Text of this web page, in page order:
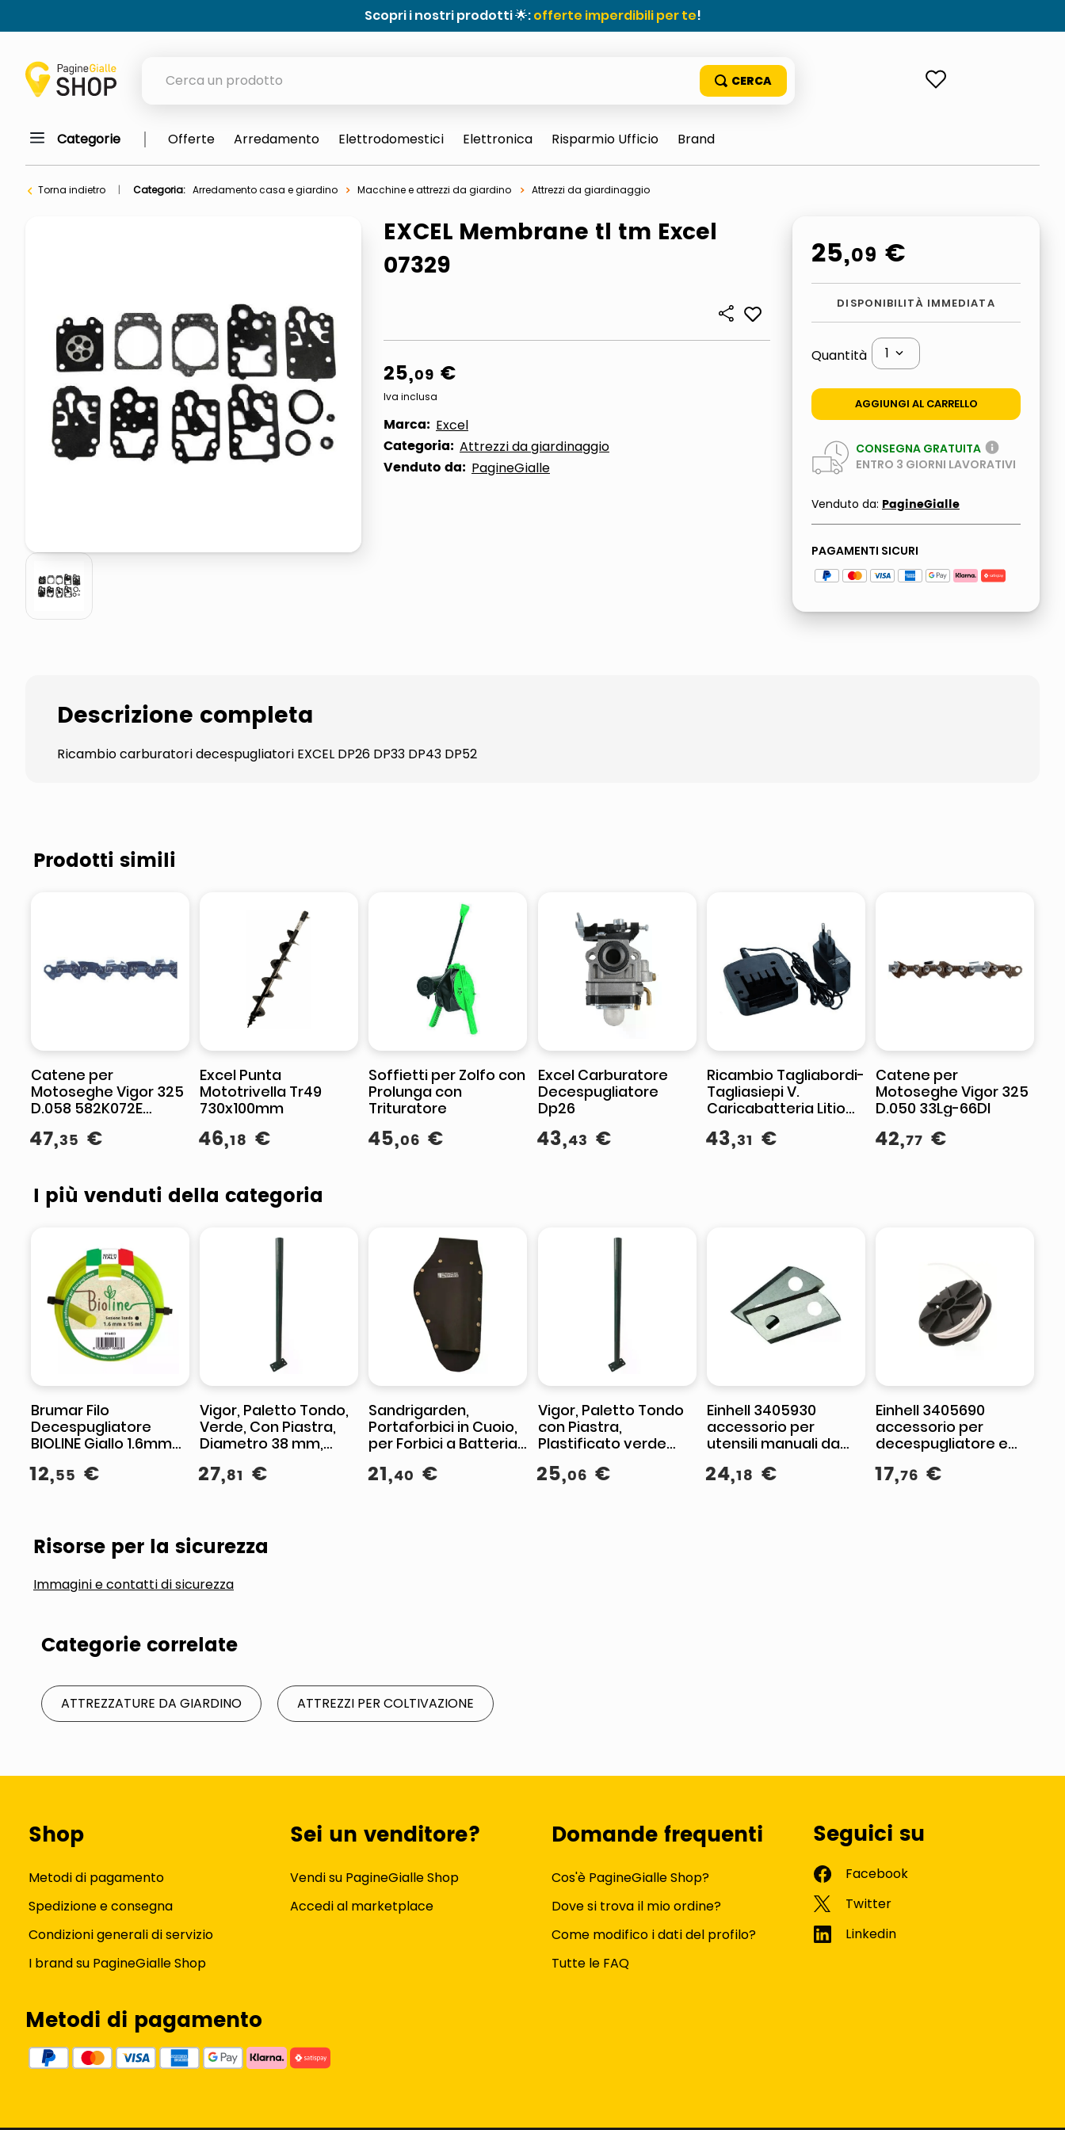
Scopri i nostri prodotti 🌟:offerte imperdibili per te!
meme
italia independent occhiali sole 0703 thin rotondo sun
pattumiera raccolta differenziata
elenco telefonico
asciuga capelli spazzola
Categorie Offerte Arredamento Elettrodomestici Elettronica Risparmio Ufficio Brand
Torna indietro Categoria: Arredamento casa e giardino Macchine e attrezzi da giardino Attrezzi da giardinaggio
EXCEL Membrane tl tm Excel
07329
25,09 €
Iva inclusa
Marca: Excel
Categoria: Attrezzi da giardinaggio
Venduto da: PagineGialle
25,09 €
DISPONIBILITÀ IMMEDIATA
Quantità 1
AGGIUNGI AL CARRELLO
CONSEGNA GRATUITA
ENTRO 3 GIORNI LAVORATIVI
Venduto da: PagineGialle
PAGAMENTI SICURI
Descrizione completa
Ricambio carburatori decespugliatori EXCEL DP26 DP33 DP43 DP52
Prodotti simili
Catene per
Motoseghe Vigor 325
D.058 582K072E
47,35 €
Excel Punta
Mototrivella Tr49
730x100mm
46,18 €
Soffietti per Zolfo con
Prolunga con
Trituratore
45,06 €
Excel Carburatore
Decespugliatore
Dp26
43,43 €
Ricambio Tagliabordi-
Tagliasiepi V.
Caricabatteria Litio
Volt 18
43,31 €
Catene per
Motoseghe Vigor 325
D.050 33Lg-66Dl
42,77 €
I più venduti della categoria
Brumar Filo
Decespugliatore
BIOLINE Giallo 1.6mm
12,55 €
Vigor, Paletto Tondo,
Verde, Con Piastra,
Diametro 38 mm,
27,81 €
Sandrigarden,
Portaforbici in Cuoio,
per Forbici a Batteria,
Passanti
21,40 €
Vigor, Paletto Tondo
con Piastra,
Plastificato verde
38 mm, Altezza 110 cm
25,06 €
Einhell 3405930
accessorio per
utensili manuali da
erba Lama Argento
24,18 €
Einhell 3405690
accessorio per
decespugliatore e
17,76 €
Risorse per la sicurezza
Immagini e contatti di sicurezza
Categorie correlate
ATTREZZATURE DA GIARDINO ATTREZZI PER COLTIVAZIONE
Shop
Metodi di pagamento
Spedizione e consegna
Condizioni generali di servizio
I brand su PagineGialle Shop
Sei un venditore?
Vendi su PagineGialle Shop
Accedi al marketplace
Domande frequenti
Cos'è PagineGialle Shop?
Dove si trova il mio ordine?
Come modifico i dati del profilo?
Tutte le FAQ
Seguici su
Metodi di pagamento